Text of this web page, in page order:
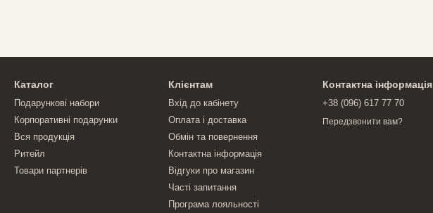
Каталог
Подарункові набори
Корпоративні подарунки
Вся продукція
Ритейл
Товари партнерів
Клієнтам
Вхід до кабінету
Оплата і доставка
Обмін та повернення
Контактна інформація
Відгуки про магазин
Часті запитання
Програма лояльності
Контактна інформація
+38 (096) 617 77 70
Передзвонити вам?